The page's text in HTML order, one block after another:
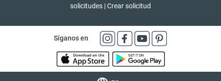
solicitudes |Crear solicitud
Síganos en